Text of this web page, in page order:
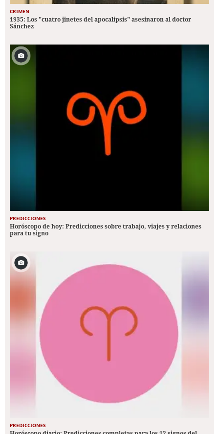
CRIMEN
1935: Los "cuatro jinetes del apocalipsis" asesinaron al doctor
Sánchez
PREDICCIONES
Horóscopo de hoy: Predicciones sobre trabajo, viajes y relaciones
para tu signo
PREDICCIONES